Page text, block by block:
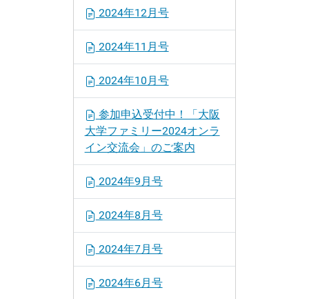
2024年12月号
2024年11月号
2024年10月号
参加申込受付中！「大阪
大学ファミリー2024オンラ
イン交流会」のご案内
2024年9月号
2024年8月号
2024年7月号
2024年6月号